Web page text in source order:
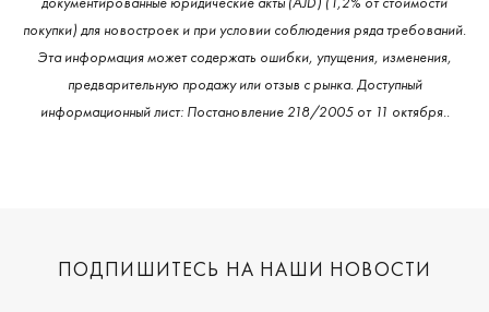
покупки) для новостроек и при условии соблюдения ряда требований.
Эта информация может содержать ошибки, упущения, изменения,
предварительную продажу или отзыв с рынка. Доступный
информационный лист: Постановление 218/2005 от 11 октября..
ПОДПИШИТЕСЬ НА НАШИ НОВОСТИ